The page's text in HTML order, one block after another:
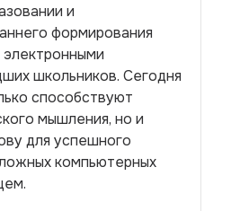
и
формирования
школьников. Сегодня
способствуют
мышления, но и
для успешного
компьютерных